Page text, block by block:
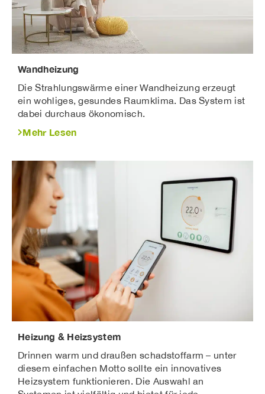
Wandheizung
Die Strahlungswärme einer Wandheizung erzeugt
ein wohliges, gesundes Raumklima. Das System ist
dabei durchaus ökonomisch.
Mehr Lesen
Heizung & Heizsystem
Drinnen warm und draußen schadstoffarm – unter
diesem einfachen Motto sollte ein innovatives
Heizsystem funktionieren. Die Auswahl an